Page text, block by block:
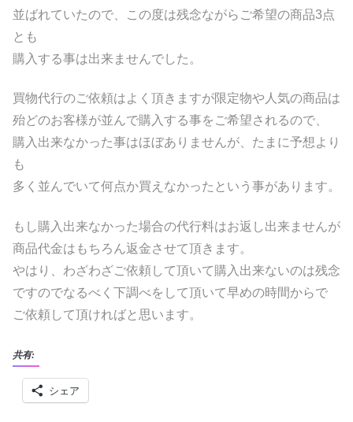
並ばれていたので、この度は残念ながらご希望の商品3点
とも
購入する事は出来ませんでした。
買物代行のご依頼はよく頂きますが限定物や人気の商品は
殆どのお客様が並んで購入する事をご希望されるので、
購入出来なかった事はほぼありませんが、たまに予想より
も
多く並んでいて何点か買えなかったという事があります。
もし購入出来なかった場合の代行料はお返し出来ませんが
商品代金はもちろん返金させて頂きます。
やはり、わざわざご依頼して頂いて購入出来ないのは残念
ですのでなるべく下調べをして頂いて早めの時間からで
ご依頼して頂ければと思います。
共有:
シェア